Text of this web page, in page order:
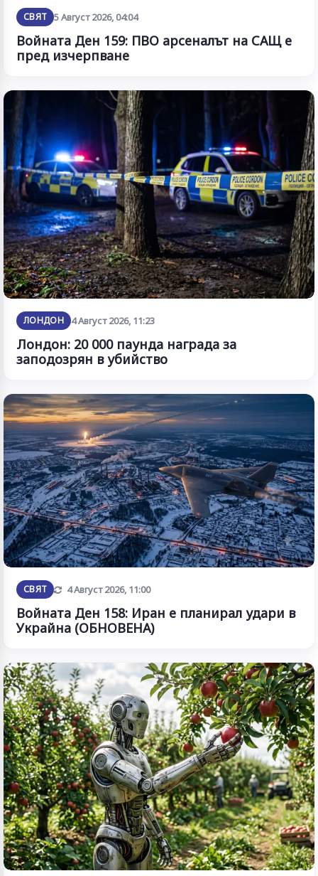
СВЯТ 5 Август 2026, 04:04
Войната Ден 159: ПВО арсеналът на САЩ е
пред изчерпване
ЛОНДОН 4 Август 2026, 11:23
Лондон: 20 000 паунда награда за
заподозрян в убийство
СВЯТ Обновена
4 Август 2026, 11:00
Войната Ден 158: Иран е планирал удари в
Украйна (ОБНОВЕНА)